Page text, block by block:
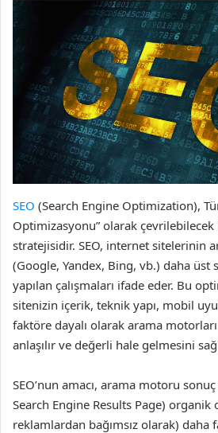
SEO (Search Engine Optimization),
Optimizasyonu” olarak
stratejisidir. SEO, internet sitelerinin
(Google, Yandex, Bing, vb.) daha üst
yapılan çalışmaları ifade eder. Bu
sitenizin içerik, teknik yapı, mobil
faktöre dayalı olarak arama
anlaşılır ve değerli hale gelmesini
SEO’nun amacı, arama motoru sonuç
Search Engine Results Page)
reklamlardan bağımsız olarak)